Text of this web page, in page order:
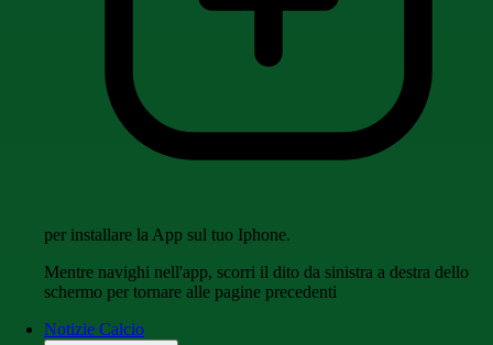
per installare la App sul tuo Iphone.
Mentre navighi nell'app, scorri il dito da sinistra a destra dello
schermo per tornare alle pagine precedenti
Notizie Calcio